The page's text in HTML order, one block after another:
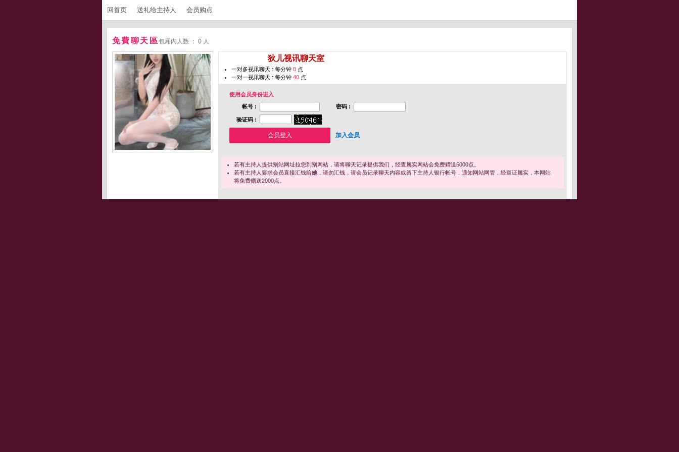
回首页 送礼给主持人 会员购点
免費聊天區包厢内人数 ： 0 人
狄儿视讯聊天室
一对多视讯聊天 : 每分钟 8 点
一对一视讯聊天 : 每分钟 40 点
使用会员身份进入
帐号 :
密码 :
验证码 :
加入会员
若有主持人提供别站网址拉您到别网站，请将聊天记录提供我们，经查属实网站会免费赠送5000点。
若有主持人要求会员直接汇钱给她，请勿汇钱，请会员记录聊天内容或留下主持人银行帐号，通知网站网管，经查证属实，本网站
将免费赠送2000点。